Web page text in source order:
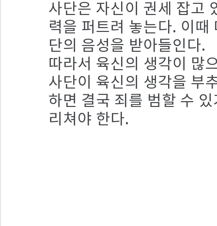
사단은 자신이 권세 잡고
력을 퍼트려 놓는다. 이
단의 음성을 받아들인다.
따라서 육신의 생각이 많
사단이 육신의 생각을 부
하면 결국 죄를 범할 수
리쳐야 한다.